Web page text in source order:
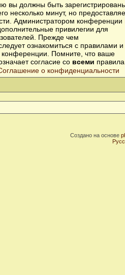
вы должны быть
несколько минут, но
Администратором конференции
привилегии для
Прежде чем
ознакомиться с правилами и
Помните, что ваше
согласие со всеми
о конфиденциальности
Создано на основе